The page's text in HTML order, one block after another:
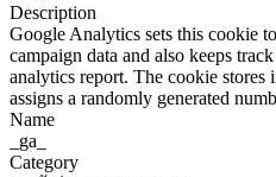
Description
Google Analytics sets this cookie
campaign data and also keeps
analytics report. The cookie
assigns a randomly generated
Name
_ga_
Category